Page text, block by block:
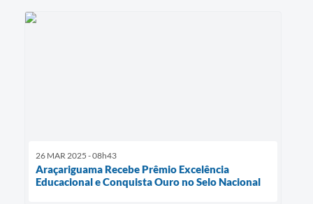
26 MAR 2025 - 08h43
Araçariguama Recebe Prêmio Excelência
Educacional e Conquista Ouro no Selo Nacional